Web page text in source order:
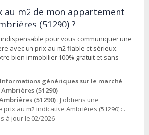
au m2 de mon appartement
(51290) ?
pour vous communiquer une
avec un prix au m2 fiable et sérieux.
bien immobilier 100% gratuit et sans
génériques sur le marché
(51290)
(51290) : J'obtiens une
au m2 indicative Ambrières (51290) : .
à jour le 02/2026